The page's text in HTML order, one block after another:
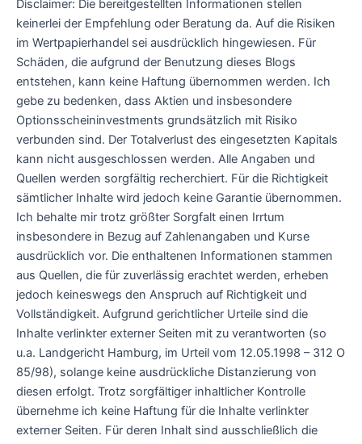
Disclaimer: Die bereitgestellten Informationen stellen
keinerlei der Empfehlung oder Beratung da. Auf die Risiken
im Wertpapierhandel sei ausdrücklich hingewiesen. Für
Schäden, die aufgrund der Benutzung dieses Blogs
entstehen, kann keine Haftung übernommen werden. Ich
gebe zu bedenken, dass Aktien und insbesondere
Optionsscheininvestments grundsätzlich mit Risiko
verbunden sind. Der Totalverlust des eingesetzten Kapitals
kann nicht ausgeschlossen werden. Alle Angaben und
Quellen werden sorgfältig recherchiert. Für die Richtigkeit
sämtlicher Inhalte wird jedoch keine Garantie übernommen.
Ich behalte mir trotz größter Sorgfalt einen Irrtum
insbesondere in Bezug auf Zahlenangaben und Kurse
ausdrücklich vor. Die enthaltenen Informationen stammen
aus Quellen, die für zuverlässig erachtet werden, erheben
jedoch keineswegs den Anspruch auf Richtigkeit und
Vollständigkeit. Aufgrund gerichtlicher Urteile sind die
Inhalte verlinkter externer Seiten mit zu verantworten (so
u.a. Landgericht Hamburg, im Urteil vom 12.05.1998 – 312 O
85/98), solange keine ausdrückliche Distanzierung von
diesen erfolgt. Trotz sorgfältiger inhaltlicher Kontrolle
übernehme ich keine Haftung für die Inhalte verlinkter
externer Seiten. Für deren Inhalt sind ausschließlich die